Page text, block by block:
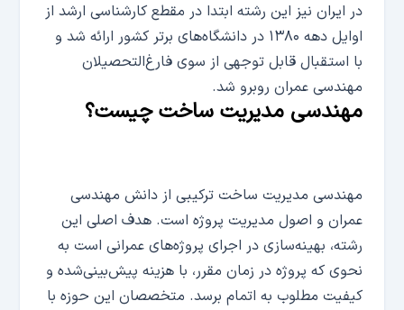
در ایران نیز این رشته ابتدا در مقطع کارشناسی ارشد از
اوایل دهه ۱۳۸۰ در دانشگاه­‌های برتر کشور ارائه شد و
با استقبال قابل توجهی از سوی فارغ‌التحصیلان
مهندسی عمران روبرو شد.
مهندسی مدیریت ساخت چیست؟
مهندسی مدیریت ساخت ترکیبی از دانش مهندسی
عمران و اصول مدیریت پروژه است. هدف اصلی این
رشته، بهینه‌سازی در اجرای پروژه‌های عمرانی است به
نحوی که پروژه در زمان مقرر، با هزینه پیش‌بینی‌شده و
کیفیت مطلوب به اتمام برسد. متخصصان این حوزه با